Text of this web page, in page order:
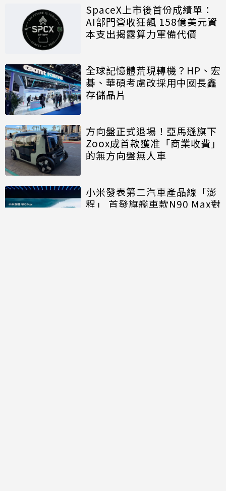
SpaceX上市後首份成績單：
AI部門營收狂飆 158億美元資
本支出揭露算力軍備代價
全球記憶體荒現轉機？HP、宏
碁、華碩考慮改採用中國長鑫
存儲晶片
方向盤正式退場！亞馬遜旗下
Zoox成首款獲准「商業收費」
的無方向盤無人車
小米發表第二汽車產品線「澎
程」 首發旗艦車款N90 Max對